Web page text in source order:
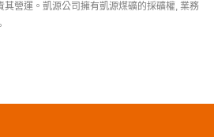
營運。凱源公司擁有凱源煤礦的採礦權, 業務